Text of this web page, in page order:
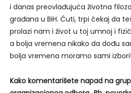
i danas preovlađujuća životna
građana u BiH. Ćuti, trpi čekaj da
prolazi nam i život u toj umnoj i
a bolja vremena nikako da dođu
bolja vremena moramo sami
Kako komentarišete napad na